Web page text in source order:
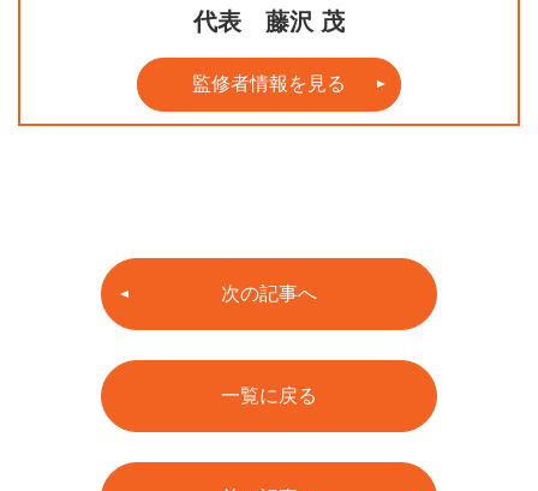
代表 藤沢 茂
監修者情報を見る
次の記事へ
一覧に戻る